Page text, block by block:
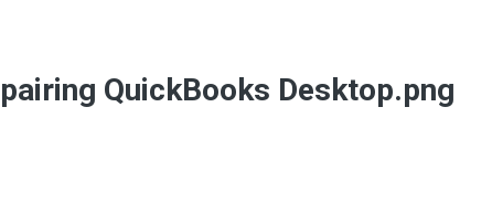
QuickBooks Desktop.png